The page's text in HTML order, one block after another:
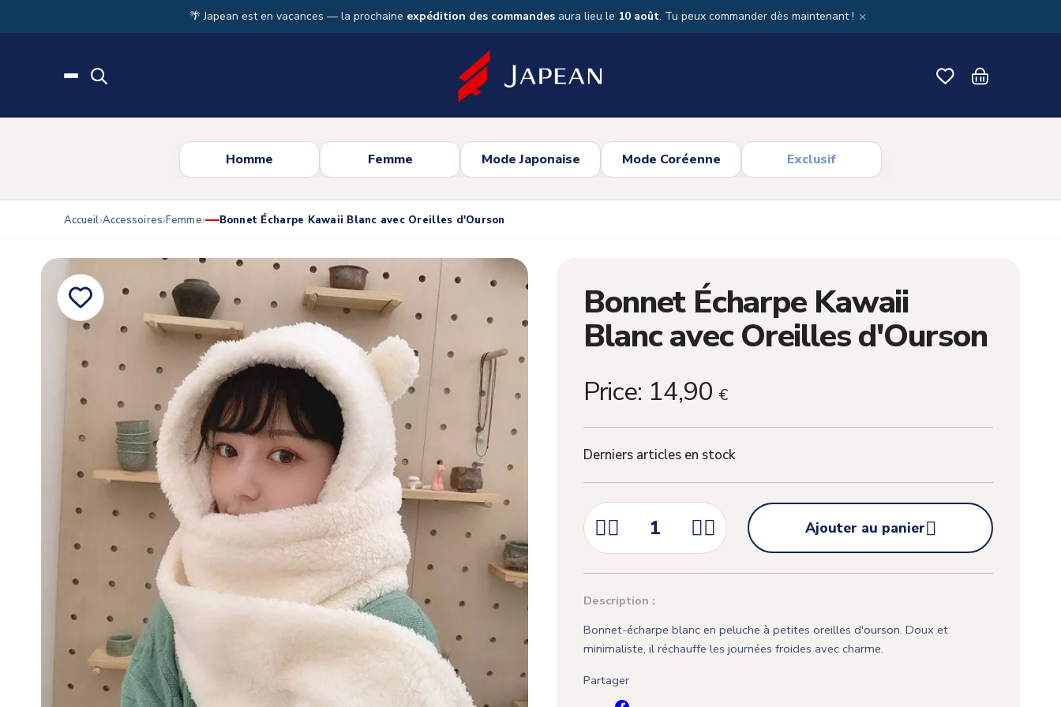
🌴 Japean est en vacances — la prochaine expédition des commandes aura lieu le 10 août. Tu peux commander dès maintenant ! ×
Homme Femme Mode Japonaise Mode Coréenne Exclusif
Accueil Accessoires Femme Bonnet Écharpe Kawaii Blanc avec Oreilles d'Ourson
Bonnet Écharpe Kawaii
Blanc avec Oreilles d'Ourson
Price: 14,90 €
Derniers articles en stock
  
Ajouter au panier
Description :
Bonnet-écharpe blanc en peluche à petites oreilles d'ourson. Doux et
minimaliste, il réchauffe les journées froides avec charme.
Partager